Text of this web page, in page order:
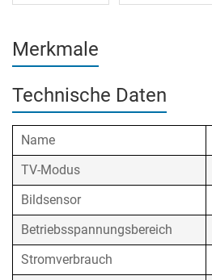
Merkmale
Technische Daten
Name
TV-Modus
Bildsensor
Betriebsspannungsbereich
Stromverbrauch